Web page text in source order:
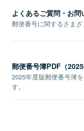
よくあるご質問・お問
郵便番号に関するさまざ
郵便番号簿PDF（2025
2025年度版郵便番号簿
す。